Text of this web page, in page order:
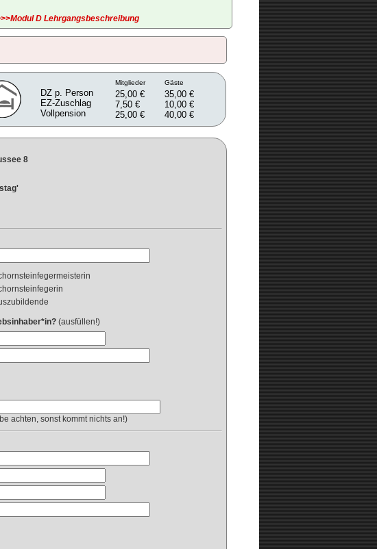
D Lehrgangsbeschreibung
DZ p. Person
EZ-Zuschlag
Vollpension
Mitglieder Gäste
25,00 €
7,50 €
25,00 €
35,00 €
10,00 €
40,00 €
8
(ausfüllen!)
achten, sonst kommt nichts an!)